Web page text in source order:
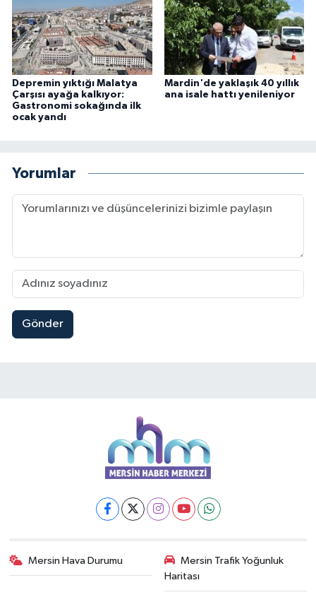
Depremin yıktığı Malatya
Çarşısı ayağa kalkıyor:
Gastronomi sokağında ilk
ocak yandı
Mardin'de yaklaşık 40 yıllık
ana isale hattı yenileniyor
Yorumlar
Gönder
Mersin Hava Durumu
Mersin Trafik Yoğunluk
Haritası